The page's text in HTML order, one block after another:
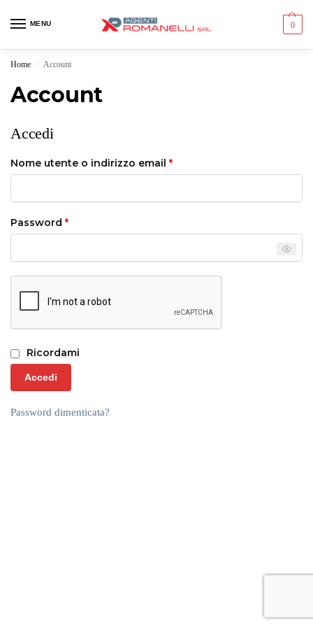
MENU 0
Home / Account
Account
Accedi
Nome utente o indirizzo email *
Password *
Ricordami
Accedi
Password dimenticata?